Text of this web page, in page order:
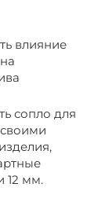
влияние
сопло для
12 мм.